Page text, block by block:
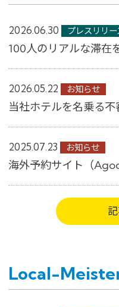
2026.06.30 プレスリリー
2026.05.22 お知らせ
2025.07.23 お知らせ
Local-